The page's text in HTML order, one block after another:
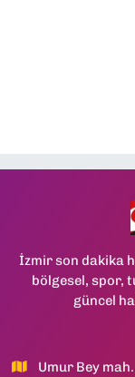
İzmir son dakika
bölgesel, spor,
güncel
Umur Bey